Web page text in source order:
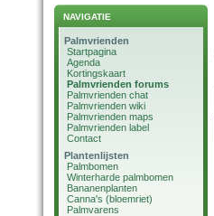
NAVIGATIE
Palmvrienden
Startpagina
Agenda
Kortingskaart
Palmvrienden forums
Palmvrienden chat
Palmvrienden wiki
Palmvrienden maps
Palmvrienden label
Contact
Plantenlijsten
Palmbomen
Winterharde palmbomen
Bananenplanten
Canna's (bloemriet)
Palmvarens